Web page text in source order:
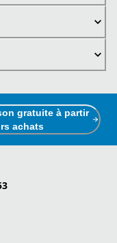
gratuite à partir
achats